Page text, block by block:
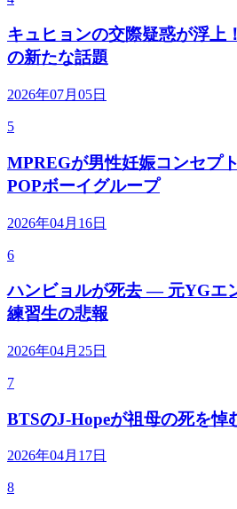
キュヒョンの交際疑惑が浮上
の新たな話題
2026年07月05日
5
MPREGが男性妊娠コンセプ
POPボーイグループ
2026年04月16日
6
ハンビョルが死去 — 元YGエ
練習生の悲報
2026年04月25日
7
BTSのJ-Hopeが祖母の死を悼
2026年04月17日
8